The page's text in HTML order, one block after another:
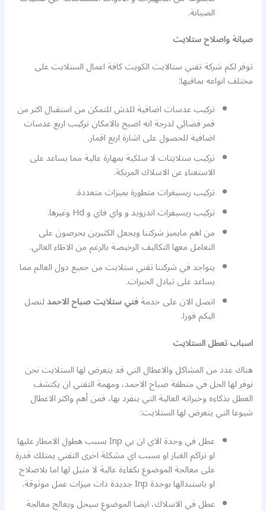
الصيانة.
صيانة واصلاح ستلايت
توفر لكم شركة تقني ستالايت الكويت كافة اعمال الستلايت على
مختلف انواعه بمافيها:
تركيب عدسات اضافية للدش للتمكن من استقبال اكثر من
قمر فضائي لدرجة انه اصبح بالامكان تركيب اربع عدسات
اضافية للحصول على اشارة اربع اقمار.
تركيب ستلايتات لا سلكية بمهارة عالية مما يساعد على
الاستغناء عن الاسلاك المربكة.
تركيب ريسيغرات متطورة بميزات متعددة.
تركيب ريسيفرات اندرويد و واي فاي و Hd وغيرها.
من اهم مايميز شركتنا ويجعل الكثيرين يحرصون على
التعامل معها التكاليف الرخيصة بالرغم من الاظاء العالي.
يتواجد في شركتنا تقني ستلايت من جميع دول العالم مما
يساعد على تبادل الخبرات.
اتصل الان على خدمةفني ستلايت صباح الاحمدلنصل
اليكم فورا.
اسباب تعطل الستلايت
هناك عدد من المشاكل والاعطال التي قد يتعرض لها الستلايت نحن
نوفر لها الحل في منطقة صباح الاحمد، ومهمة التقني ان يكتشف
العطل بذكاءه وخبراته العالية التي ينفرد بها، فمن أهم واكثر الاعطال
شيوعا التي يتعرض لها الستلايت:
عطل في وحدة الاي ان بي Inp بسبب هطول الامطار عليها
او تراكم الغبار او بسبب اي مشكلة اخرى التقني يمتلك قدرة
على معالجة الموضوع بكفاءة عالية لا مثيل لها اما بلاصلاح
او باستبدالها بوحدة Inp جديدة ذات ميزات عمل موثوقة.
عطل في الاسلاك، ايضا الموضوع سيحل ويعالج معالجة